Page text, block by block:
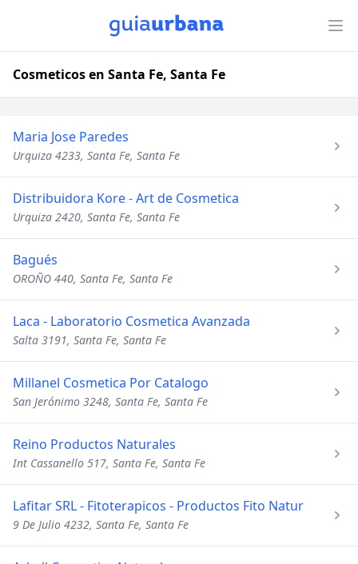
Cosmeticos en Santa Fe, Santa Fe
Maria Jose Paredes
Urquiza 4233, Santa Fe, Santa Fe
Distribuidora Kore - Art de Cosmetica
Urquiza 2420, Santa Fe, Santa Fe
Bagués
OROÑO 440, Santa Fe, Santa Fe
Laca - Laboratorio Cosmetica Avanzada
Salta 3191, Santa Fe, Santa Fe
Millanel Cosmetica Por Catalogo
San Jerónimo 3248, Santa Fe, Santa Fe
Reino Productos Naturales
Int Cassanello 517, Santa Fe, Santa Fe
Lafitar SRL - Fitoterapicos - Productos Fito Natur
9 De Julio 4232, Santa Fe, Santa Fe